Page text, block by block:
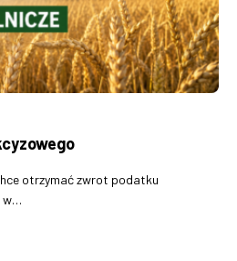
otrzymać zwrot podatku
w…